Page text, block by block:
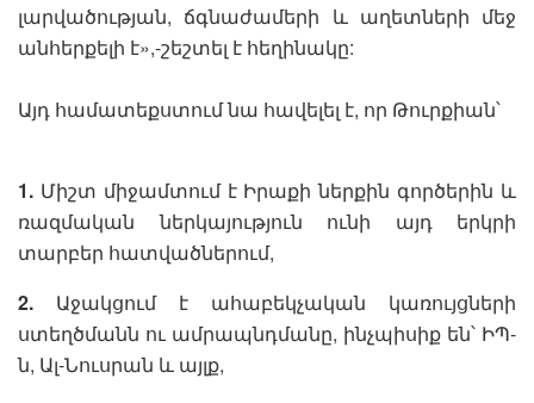
լարվածության, ճգնաժամերի և աղետների մեջ
անհերքելի է»,-շեշտել է հեղինակը:
Այդ համատեքստում նա հավելել է, որ Թուրքիան՝
1. Միշտ միջամտում է Իրաքի ներքին գործերին և
ռազմական ներկայություն ունի այդ երկրի
տարբեր հատվածներում,
2. Աջակցում է ահաբեկչական կառույցների
ստեղծմանն ու ամրապնդմանը, ինչպիսիք են՝ ԻՊ-
ն, Ալ-Նուսրան և այլք,